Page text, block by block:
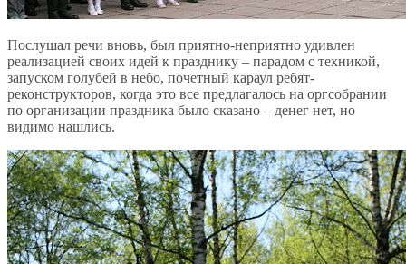
Послушал речи вновь, был приятно-неприятно удивлен
реализацией своих идей к празднику – парадом с техникой,
запуском голубей в небо, почетный караул ребят-
реконструкторов, когда это все предлагалось на оргсобрании
по организации праздника было сказано – денег нет, но
видимо нашлись.